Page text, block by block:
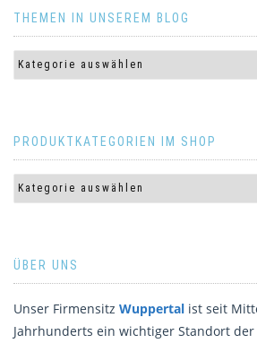
THEMEN IN UNSEREM BLOG
PRODUKTKATEGORIEN IM SHOP
ÜBER UNS
Unser Firmensitz Wuppertal ist seit
Jahrhunderts ein wichtiger Standort